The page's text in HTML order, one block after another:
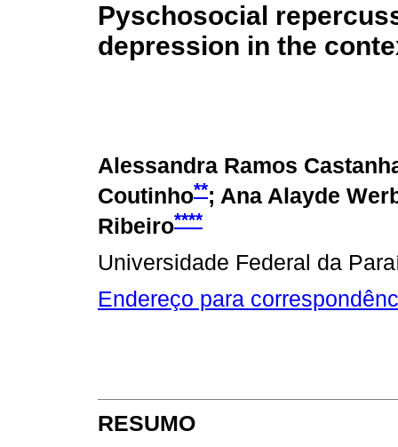
Pyschosocial
depression in the
Alessandra Ramos
Coutinho**; Ana Alayde
Ribeiro****
Universidade Federal da
Endereço para
RESUMO